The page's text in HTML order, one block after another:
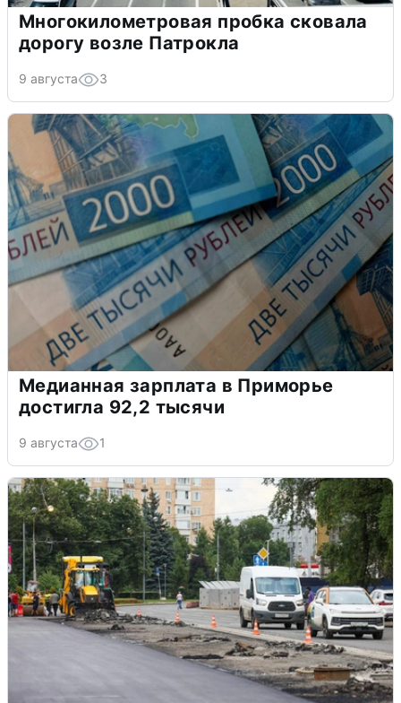
Многокилометровая пробка сковала
дорогу возле Патрокла
9 августа 3
Медианная зарплата в Приморье
достигла 92,2 тысячи
9 августа 1